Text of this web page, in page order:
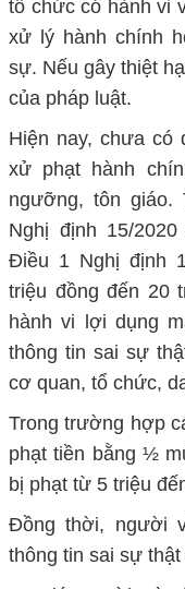
tổ chức có hành vi
xử lý hành chính
sự. Nếu gây thiệt
của pháp luật.
Hiện nay, chưa có
xử phạt hành
ngưỡng, tôn giáo.
Nghị định 15/
Điều 1 Nghị định
triệu đồng đến 20
hành vi lợi dụng
thông tin sai sự
cơ quan, tổ chức,
Trong trường hợp
phạt tiền bằng ½
bị phạt từ 5 triệu
Đồng thời, người
thông tin sai sự